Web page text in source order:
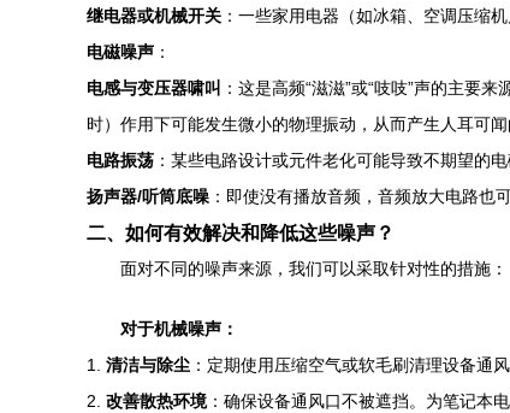
继电器或机械开关 ：一些家用电器（如冰箱、空调压缩
电磁噪声 ：
电感与变压器啸叫 ：这是高频“滋滋”或“吱吱”声的主要
时）作用下可能发生微小的物理振动，从而产生人耳可闻
电路振荡 ：某些电路设计或元件老化可能导致不期望的
扬声器/听筒底噪 ：即使没有播放音频，音频放大电路也
二、如何有效解决和降低这些噪声？
面对不同的噪声来源，我们可以采取针对性的措施：
对于机械噪声：
1. 清洁与除尘 ：定期使用压缩空气或软毛刷清理设备通
2. 改善散热环境：确保设备通风口不被遮挡。为笔记本